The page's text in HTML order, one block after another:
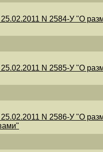
N 2584-У "О
N 2585-У "О
N 2586-У "О